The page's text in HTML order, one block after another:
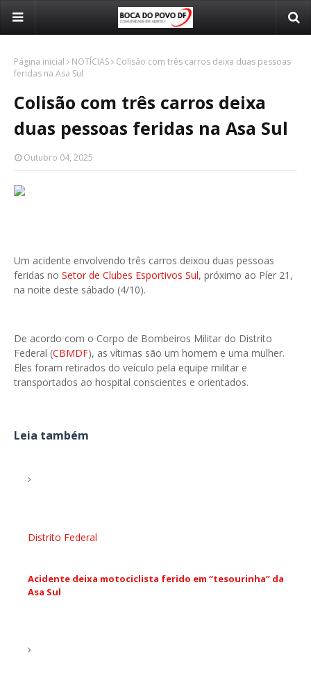
Página inicial NOTÍCIAS
Colisão com três carros deixa duas pessoas
feridas na Asa Sul
Colisão com três carros deixa
duas pessoas feridas na Asa Sul
Outubro 04, 2025
Um acidente envolvendo três carros deixou duas pessoas
feridas no Setor de Clubes Esportivos Sul, próximo ao Píer 21,
na noite deste sábado (4/10).
De acordo com o Corpo de Bombeiros Militar do Distrito
Federal (CBMDF), as vítimas são um homem e uma mulher.
Eles foram retirados do veículo pela equipe militar e
transportados ao hospital conscientes e orientados.
Leia também
Distrito Federal
Acidente deixa motociclista ferido em “tesourinha” da
Asa Sul